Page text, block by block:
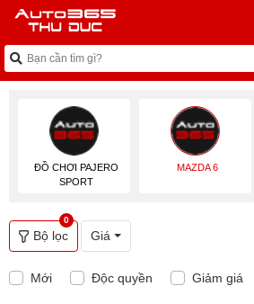
ĐỒ CHƠI PAJERO
SPORT
MAZDA 6
Bộ lọc
0
Giá
Mới Độc quyền Giảm giá